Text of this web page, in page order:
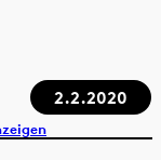
2.2.2020